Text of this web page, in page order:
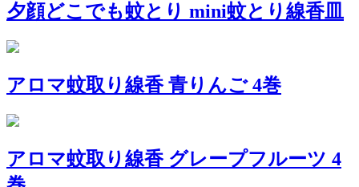
夕顔どこでも蚊とり mini蚊とり線香皿
アロマ蚊取り線香 青りんご 4巻
アロマ蚊取り線香 グレープフルーツ 4